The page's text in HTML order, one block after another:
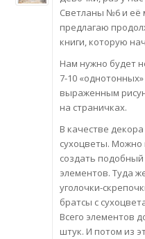
Светланы №6 и её
предлагаю
книги, которую
Нам нужно будет
7-10
выраженным
на страничках.
В качестве
сухоцветы. Можно
создать
элементов. Туда
уголочки-
братсы с
Всего элементов
штук. И потом из